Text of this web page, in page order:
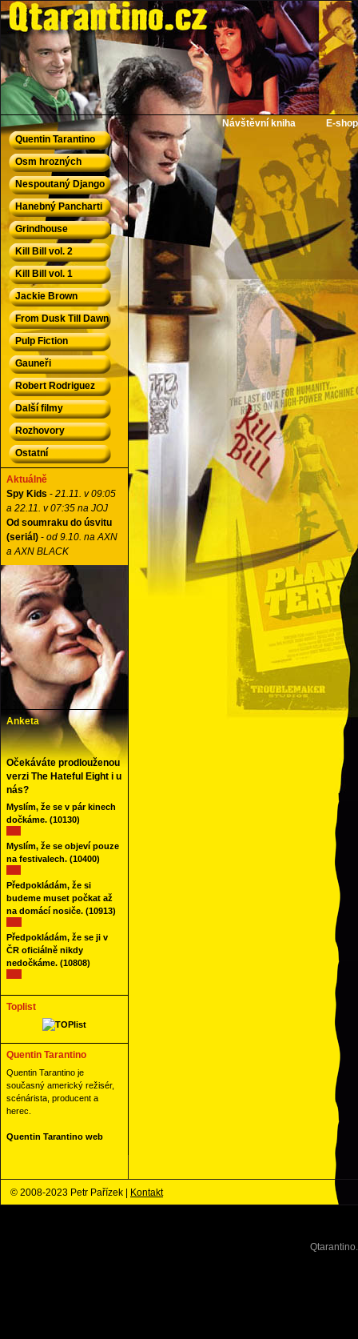
QTarantino.cz - Quentin Tarantino
Návštěvní kniha
E-shop
Quentin Tarantino
Osm hrozných
Nespoutaný Django
Hanebný Pancharti
Grindhouse
Kill Bill vol. 2
Kill Bill vol. 1
Jackie Brown
From Dusk Till Dawn
Pulp Fiction
Gauneři
Robert Rodriguez
Další filmy
Rozhovory
Ostatní
Aktuálně
Spy Kids - 21.11. v 09:05
a 22.11. v 07:35 na JOJ
Od soumraku do úsvitu
(seriál) - od 9.10. na AXN
a AXN BLACK
Anketa
Očekáváte prodlouženou
verzi The Hateful Eight i u
nás?
Myslím, že se v pár kinech
dočkáme. (10130)
Myslím, že se objeví pouze
na festivalech. (10400)
Předpokládám, že si
budeme muset počkat až
na domácí nosiče. (10913)
Předpokládám, že se ji v
ČR oficiálně nikdy
nedočkáme. (10808)
Toplist
Quentin Tarantino
Quentin Tarantino je
současný americký režisér,
scénárista, producent a
herec.
Quentin Tarantino web
© 2008-2023 Petr Pařízek | Kontakt